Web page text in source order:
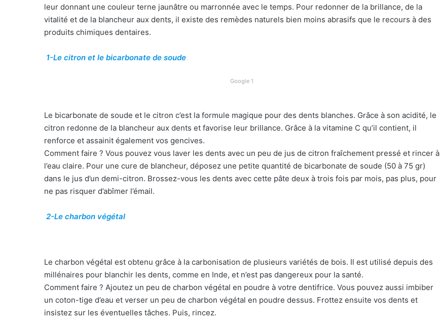
leur donnant une couleur terne jaunâtre ou marronnée avec le temps. Pour redonner de la brillance, de la
vitalité et de la blancheur aux dents, il existe des remèdes naturels bien moins abrasifs que le recours à des
produits chimiques dentaires.
1-Le citron et le bicarbonate de soude
Google 1
Le bicarbonate de soude et le citron c’est la formule magique pour des dents blanches. Grâce à son acidité, le
citron redonne de la blancheur aux dents et favorise leur brillance. Grâce à la vitamine C qu’il contient, il
renforce et assainit également vos gencives.
Comment faire ? Vous pouvez vous laver les dents avec un peu de jus de citron fraîchement pressé et rincer à
l’eau claire. Pour une cure de blancheur, déposez une petite quantité de bicarbonate de soude (50 à 75 gr)
dans le jus d’un demi-citron. Brossez-vous les dents avec cette pâte deux à trois fois par mois, pas plus, pour
ne pas risquer d’abîmer l’émail.
2-Le charbon végétal
Le charbon végétal est obtenu grâce à la carbonisation de plusieurs variétés de bois. Il est utilisé depuis des
millénaires pour blanchir les dents, comme en Inde, et n’est pas dangereux pour la santé.
Comment faire ? Ajoutez un peu de charbon végétal en poudre à votre dentifrice. Vous pouvez aussi imbiber
un coton-tige d’eau et verser un peu de charbon végétal en poudre dessus. Frottez ensuite vos dents et
insistez sur les éventuelles tâches. Puis, rincez.